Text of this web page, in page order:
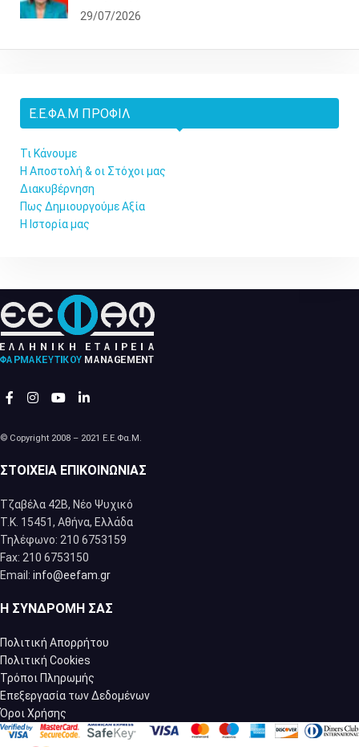
29/07/2026
Ε.Ε.ΦΑ.Μ ΠΡΟΦΊΛ
Τι Κάνουμε
Η Αποστολή & οι Στόχοι μας
Διακυβέρνηση
Πως Δημιουργούμε Αξία
Η Ιστορία μας
© Copyright 2008 – 2021 Ε.Ε.Φα.Μ.
ΣΤΟΙΧΕΊΑ ΕΠΙΚΟΙΝΩΝΊΑΣ
Τζαβέλα 42Β, Νέο Ψυχικό
Τ.Κ. 15451, Αθήνα, Eλλάδα
Τηλέφωνο: 210 6753159
Fax: 210 6753150
Email: info@eefam.gr
Η ΣΥΝΔΡΟΜΉ ΣΑΣ
Πολιτική Απορρήτου
Πολιτική Cookies
Τρόποι Πληρωμής
Επεξεργασία των Δεδομένων
Όροι Χρήσης